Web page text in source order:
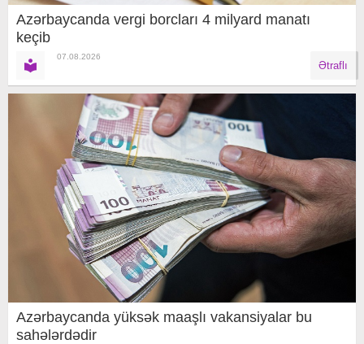
Azərbaycanda vergi borcları 4 milyard manatı
keçib
07.08.2026
Ətraflı
Azərbaycanda yüksək maaşlı vakansiyalar bu
sahələrdədir